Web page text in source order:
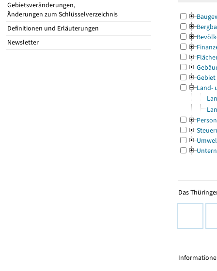
Gebietsveränderungen,
Änderungen zum Schlüsselverzeichnis
Definitionen und Erläuterungen
Newsletter
Gebiet
Land-
Das